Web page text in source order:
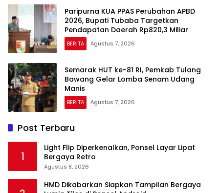
Paripurna KUA PPAS Perubahan APBD
2026, Bupati Tubaba Targetkan
Pendapatan Daerah Rp820,3 Miliar
BERITA Agustus 7, 2026
Semarak HUT ke-81 RI, Pemkab Tulang
Bawang Gelar Lomba Senam Udang
Manis
BERITA Agustus 7, 2026
Post Terbaru
1
Light Flip Diperkenalkan, Ponsel Layar Lipat
Bergaya Retro
Agustus 8, 2026
HMD Dikabarkan Siapkan Tampilan Bergaya